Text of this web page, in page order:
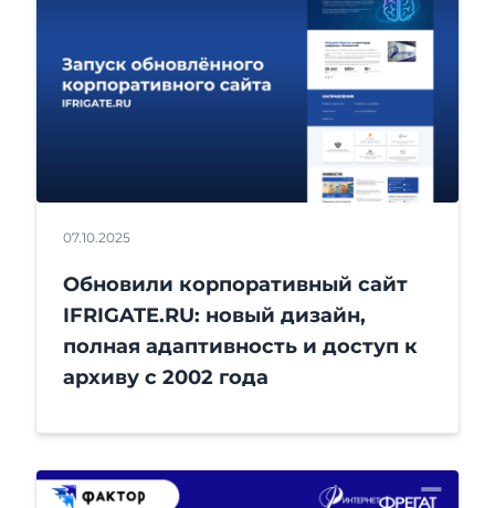
07.10.2025
Обновили корпоративный сайт
IFRIGATE.RU: новый дизайн,
полная адаптивность и доступ к
архиву с 2002 года